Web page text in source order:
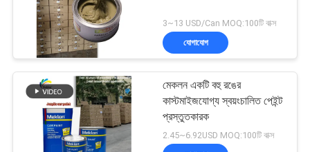
3~13 USD/Can MOQ:100টি বাক্স
যোগাযোগ
মেকলন একটি বহু রঙের
কাস্টমাইজযোগ্য স্বয়ংচালিত পেইন্ট
প্রস্তুতকারক
2.45~6.92USD MOQ:100টি বাক্স